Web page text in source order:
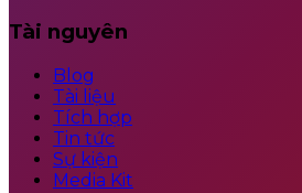
Tài nguyên
Blog
Tài liệu
Tích hợp
Tin tức
Sự kiện
Media Kit